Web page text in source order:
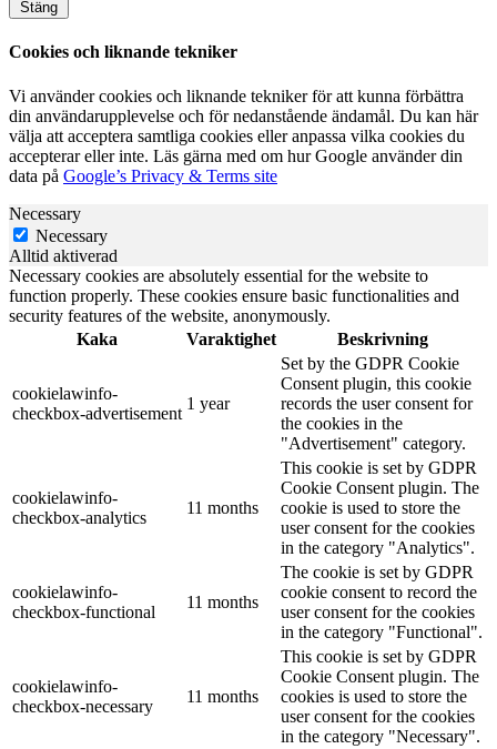
Stäng
Cookies och liknande tekniker
Vi använder cookies och liknande tekniker för att kunna förbättra
din användarupplevelse och för nedanstående ändamål. Du kan här
välja att acceptera samtliga cookies eller anpassa vilka cookies du
accepterar eller inte. Läs gärna med om hur Google använder din
data på Google’s Privacy & Terms site
Necessary
Necessary
Alltid aktiverad
Necessary cookies are absolutely essential for the website to
function properly. These cookies ensure basic functionalities and
security features of the website, anonymously.
Kaka
Varaktighet Beskrivning
cookielawinfo-
checkbox-advertisement
1 year
Set by the GDPR Cookie
Consent plugin, this cookie
records the user consent for
the cookies in the
"Advertisement" category.
cookielawinfo-
checkbox-analytics
11 months
This cookie is set by GDPR
Cookie Consent plugin. The
cookie is used to store the
user consent for the cookies
in the category "Analytics".
cookielawinfo-
checkbox-functional
11 months
The cookie is set by GDPR
cookie consent to record the
user consent for the cookies
in the category "Functional".
cookielawinfo-
checkbox-necessary
11 months
This cookie is set by GDPR
Cookie Consent plugin. The
cookies is used to store the
user consent for the cookies
in the category "Necessary".